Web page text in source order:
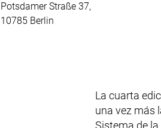
Potsdamer Straße 37,
10785 Berlin
La cuarta
una vez más
Sistema de la